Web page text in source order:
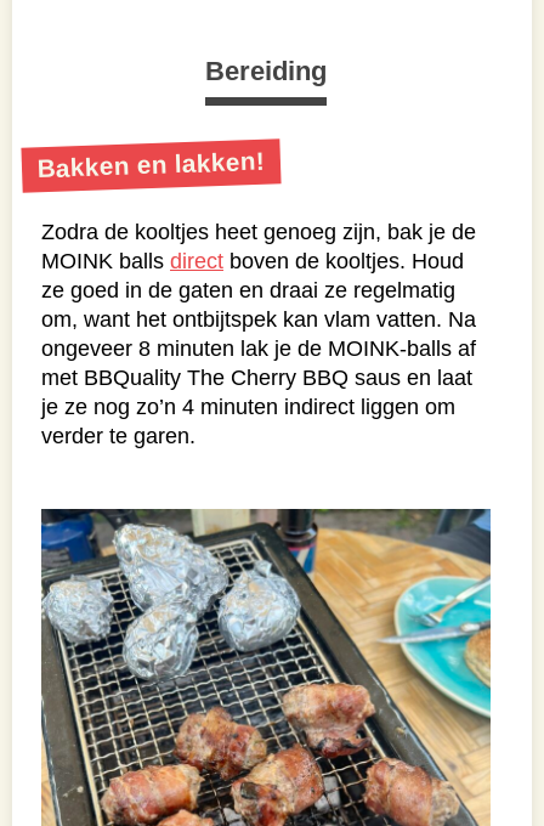
Bereiding
Bakken en lakken!
Zodra de kooltjes heet genoeg zijn, bak je de
MOINK balls direct boven de kooltjes. Houd
ze goed in de gaten en draai ze regelmatig
om, want het ontbijtspek kan vlam vatten. Na
ongeveer 8 minuten lak je de MOINK-balls af
met BBQuality The Cherry BBQ saus en laat
je ze nog zo’n 4 minuten indirect liggen om
verder te garen.